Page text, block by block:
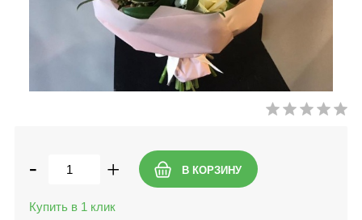
- +
Купить в 1 клик